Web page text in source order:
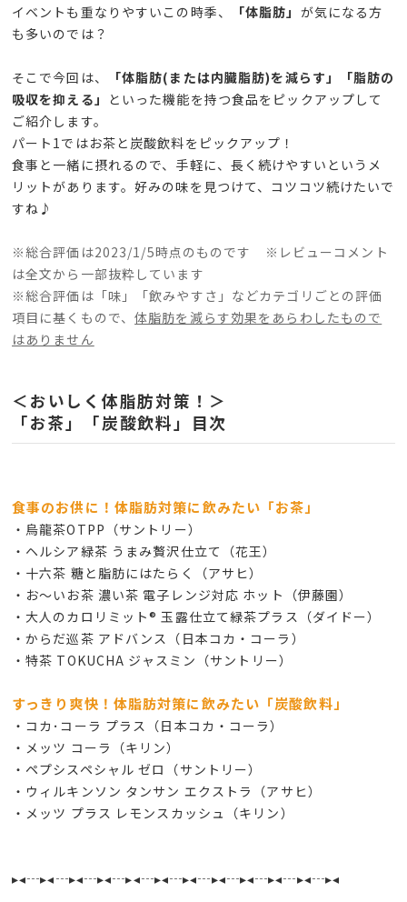
イベントも重なりやすいこの時季、
「体脂肪」 が気になる方
も多いのでは？
そこで今回は、
「体脂肪(または内臓脂肪)を減らす」「脂肪の
吸収を抑える」 といった機能を持つ食品をピックアップして
ご紹介します。
パート1ではお茶と炭酸飲料をピックアップ！
食事と一緒に摂れるので、手軽に、長く続けやすいというメ
リットがあります。好みの味を見つけて、コツコツ続けたいで
すね♪
※総合評価は2023/1/5時点のものです ※レビューコメント
は全文から一部抜粋しています
※総合評価は「味」「飲みやすさ」などカテゴリごとの評価
項目に基くもので、体脂肪を減らす効果をあらわしたもので
はありません
＜おいしく体脂肪対策！＞
「お茶」「炭酸飲料」目次
食事のお供に！体脂肪対策に飲みたい「お茶」
・烏龍茶OTPP（サントリー）
・ヘルシア緑茶 うまみ贅沢仕立て（花王）
・十六茶 糖と脂肪にはたらく（アサヒ）
・お～いお茶 濃い茶 電子レンジ対応 ホット（伊藤園）
・大人のカロリミット® 玉露仕立て緑茶プラス（ダイドー）
・からだ巡茶 アドバンス（日本コカ・コーラ）
・特茶 TOKUCHA ジャスミン（サントリー）
すっきり爽快！体脂肪対策に飲みたい「炭酸飲料」
・コカ･コーラ プラス（日本コカ・コーラ）
・メッツ コーラ（キリン）
・ペプシスペシャル ゼロ（サントリー）
・ウィルキンソン タンサン エクストラ（アサヒ）
・メッツ プラス レモンスカッシュ（キリン）
▸◂┄▸◂┄▸◂┄▸◂┄▸◂┄▸◂┄▸◂┄▸◂┄▸◂┄▸◂┄▸◂┄▸◂